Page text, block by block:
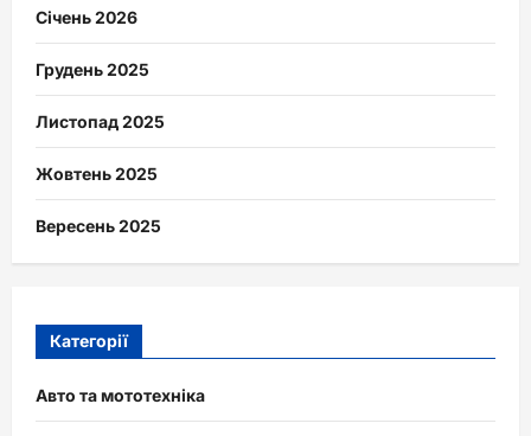
Січень 2026
Грудень 2025
Листопад 2025
Жовтень 2025
Вересень 2025
Категорії
Авто та мототехніка